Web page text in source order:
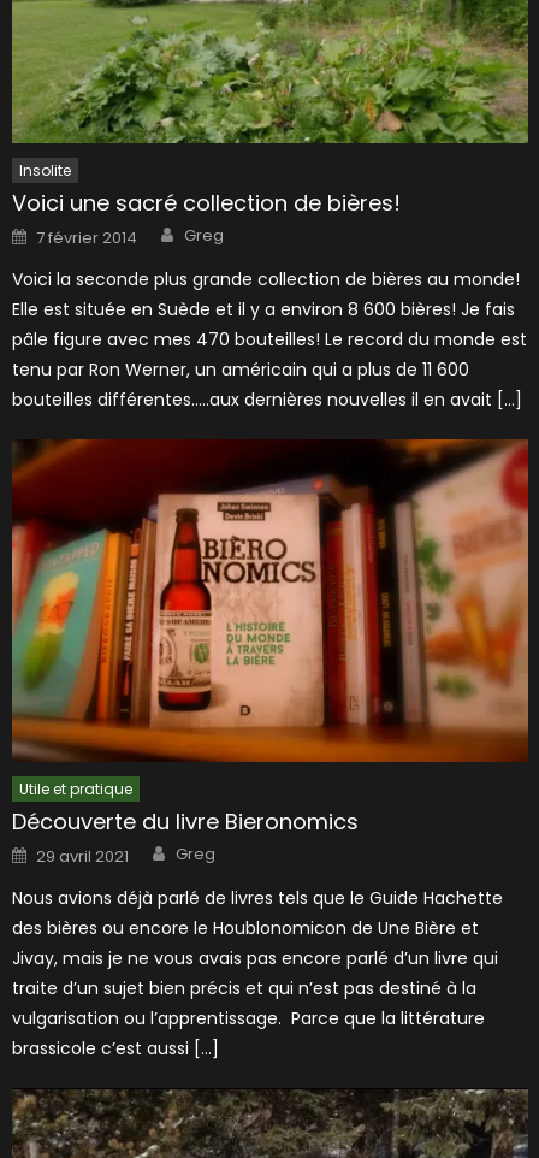
Insolite
Voici une sacré collection de bières!
Posted
on
7 février 2014 Author
Greg
Voici la seconde plus grande collection de bières au monde!
Elle est située en Suède et il y a environ 8 600 bières! Je fais
pâle figure avec mes 470 bouteilles! Le record du monde est
tenu par Ron Werner, un américain qui a plus de 11 600
bouteilles différentes…..aux dernières nouvelles il en avait […]
Utile et pratique
Découverte du livre Bieronomics
Posted
on
29 avril 2021 Author
Greg
Nous avions déjà parlé de livres tels que le Guide Hachette
des bières ou encore le Houblonomicon de Une Bière et
Jivay, mais je ne vous avais pas encore parlé d’un livre qui
traite d’un sujet bien précis et qui n’est pas destiné à la
vulgarisation ou l’apprentissage. Parce que la littérature
brassicole c’est aussi […]